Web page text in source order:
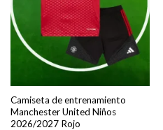
Camiseta de entrenamiento
Manchester United Niños
2026/2027 Rojo